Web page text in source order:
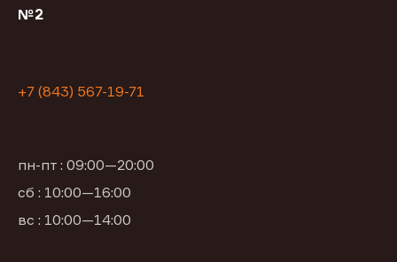
№2
+7 (843) 567-19-71
пн-пт : 09:00—20:00
сб : 10:00—16:00
вс : 10:00—14:00